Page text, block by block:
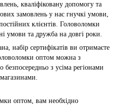
кваліфіковану допомогу та
замовлень у нас гнучкі умови,
клієнтів. Головоломки
умови та дружба на довгі роки.
набір сертифікатів ви отримаєте
оптом можна з
з усіма регіонами
оптом, вам необхідно